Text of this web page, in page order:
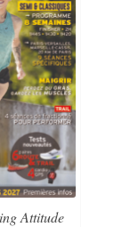
Attitude